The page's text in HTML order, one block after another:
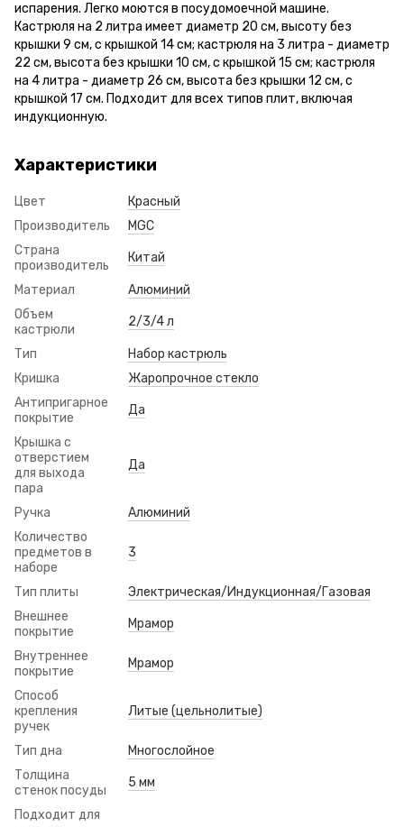
испарения. Легко моются в посудомоечной машине.
Кастрюля на 2 литра имеет диаметр 20 см, высоту без
крышки 9 см, с крышкой 14 см; кастрюля на 3 литра - диаметр
22 см, высота без крышки 10 см, с крышкой 15 см; кастрюля
на 4 литра - диаметр 26 см, высота без крышки 12 см, с
крышкой 17 см. Подходит для всех типов плит, включая
индукционную.
Характеристики
Цвет
Красный
Производитель
MGC
Страна
производитель
Китай
Материал
Алюминий
Объем
кастрюли
2/3/4 л
Тип
Набор кастрюль
Кришка
Жаропрочное стекло
Антипригарное
покрытие
Да
Крышка с
отверстием
для выхода
пара
Да
Ручка
Алюминий
Количество
предметов в
наборе
3
Тип плиты
Электрическая/Индукционная/Газовая
Внешнее
покрытие
Мрамор
Внутреннее
покрытие
Мрамор
Способ
крепления
ручек
Литые (цельнолитые)
Тип дна
Многослойное
Толщина
стенок посуды
5 мм
Подходит для